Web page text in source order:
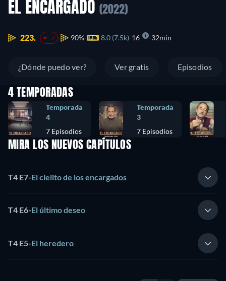
EL ENCARGADO (2022)
223. -7 90% 8.0 (7.5k) 16 32min
¿Dónde puedo ver? Ver gratis Episodios
4 TEMPORADAS
Temporada
4
7 Episodios
Temporada
3
7 Episodios
MIRA LOS NUEVOS CAPÍTULOS
T4 E7-El cielito de los encargados
T4 E6-El último deseo
T4 E5-El heredero